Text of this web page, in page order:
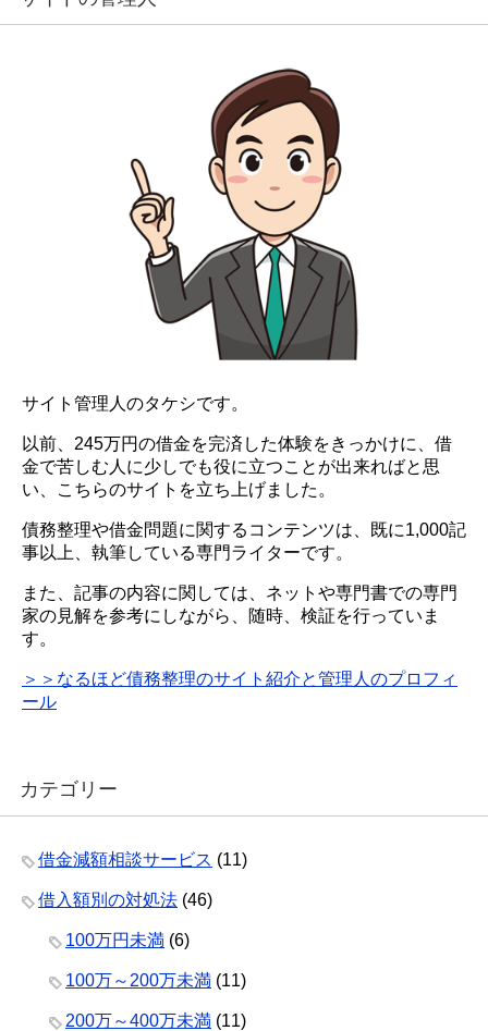
サイト管理人のタケシです。
以前、245万円の借金を完済した体験をきっかけに、借
金で苦しむ人に少しでも役に立つことが出来ればと思
い、こちらのサイトを立ち上げました。
債務整理や借金問題に関するコンテンツは、既に1,000記
事以上、執筆している専門ライターです。
また、記事の内容に関しては、ネットや専門書での専門
家の見解を参考にしながら、随時、検証を行っていま
す。
＞＞なるほど債務整理のサイト紹介と管理人のプロフィ
ール
カテゴリー
借金減額相談サービス (11)
借入額別の対処法 (46)
100万円未満 (6)
100万～200万未満 (11)
200万～400万未満 (11)